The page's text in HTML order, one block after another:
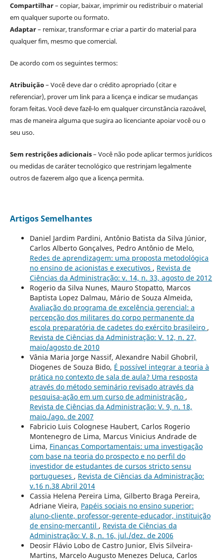
Compartilhar– copiar, baixar, imprimir ou redistribuir o material
em qualquer suporte ou formato.
Adaptar– remixar, transformar e criar a partir do material para
qualquer fim, mesmo que comercial.
De acordo com os seguintes termos:
Atribuição– Você deve dar o crédito apropriado (citar e
referenciar), prover um link para a licença e indicar se mudanças
foram feitas. Você deve fazê-lo em qualquer circunstância razoável,
mas de maneira alguma que sugira ao licenciante apoiar você ou o
seu uso.
Sem restrições adicionais– Você não pode aplicar termos jurídicos
ou medidas de caráter tecnológico que restrinjam legalmente
outros de fazerem algo que a licença permita.
Artigos Semelhantes
Daniel Jardim Pardini, Antônio Batista da Silva Júnior,
Carlos Alberto Gonçalves, Pedro Antônio de Melo,
Redes de aprendizagem: uma proposta metodológica
no ensino de acionistas e executivos , Revista de
Ciências da Administração: v. 14, n. 33, agosto de 2012
Rogerio da Silva Nunes, Mauro Stopatto, Marcos
Baptista Lopez Dalmau, Mário de Souza Almeida,
Avaliação do programa de excelência gerencial: a
percepção dos militares do corpo permanente da
escola preparatória de cadetes do exército brasileiro ,
Revista de Ciências da Administração: V. 12, n. 27,
maio/agosto de 2010
Vânia Maria Jorge Nassif, Alexandre Nabil Ghobril,
Diogenes de Souza Bido, É possível integrar a teoria à
prática no contexto de sala de aula? Uma resposta
através do método seminário revisado através da
pesquisa-ação em um curso de administração ,
Revista de Ciências da Administração: V. 9, n. 18,
maio./ago. de 2007
Fabricio Luis Colognese Haubert, Carlos Rogerio
Montenegro de Lima, Marcus Vinicius Andrade de
Lima, Finanças Comportamentais: uma investigação
com base na teoria do prospecto e no perfil do
investidor de estudantes de cursos stricto sensu
portugueses , Revista de Ciências da Administração:
v.16 n.38 Abril 2014
Cassia Helena Pereira Lima, Gilberto Braga Pereira,
Adriane Vieira, Papéis sociais no ensino superior:
aluno-cliente, professor-gerente-educador, instituição
de ensino-mercantil , Revista de Ciências da
Administração: V. 8, n. 16, jul./dez. de 2006
Deosir Flávio Lobo de Castro Junior, Elvis Silveira-
Martins, Marcelo Augusto Menezes Deluca, Carlos